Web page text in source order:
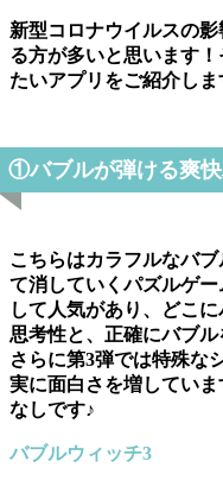
新型コロナウイルスの
る方が多いと思います
たいアプリをご紹介しま
①バブルが弾ける爽
こちらはカラフルなバ
て消していくパズルゲ
して人気があり、どこ
思考性と、正確にバブ
さらに第3弾では特殊な
実に面白さを増してい
なしです♪
バブルウィッチ3